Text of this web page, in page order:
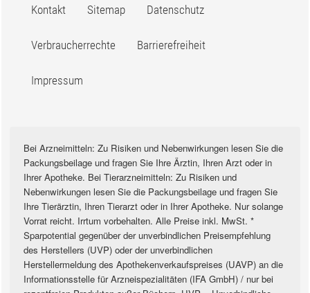
Kontakt Sitemap Datenschutz
Verbraucherrechte Barrierefreiheit
Impressum
Bei Arzneimitteln: Zu Risiken und Nebenwirkungen lesen Sie die
Packungsbeilage und fragen Sie Ihre Ärztin, Ihren Arzt oder in
Ihrer Apotheke. Bei Tierarzneimitteln: Zu Risiken und
Nebenwirkungen lesen Sie die Packungsbeilage und fragen Sie
Ihre Tierärztin, Ihren Tierarzt oder in Ihrer Apotheke. Nur solange
Vorrat reicht. Irrtum vorbehalten. Alle Preise inkl. MwSt. *
Sparpotential gegenüber der unverbindlichen Preisempfehlung
des Herstellers (UVP) oder der unverbindlichen
Herstellermeldung des Apothekenverkaufspreises (UAVP) an die
Informationsstelle für Arzneispezialitäten (IFA GmbH) / nur bei